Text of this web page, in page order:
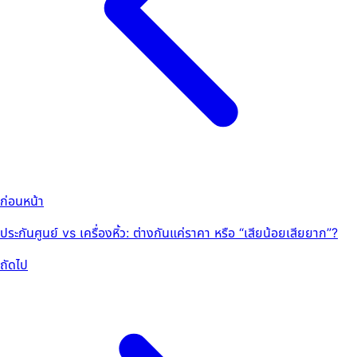
ก่อนหน้า
ประกันศูนย์ vs เครื่องหิ้ว: ต่างกันแค่ราคา หรือ “เสียน้อยเสียยาก”?
ถัดไป